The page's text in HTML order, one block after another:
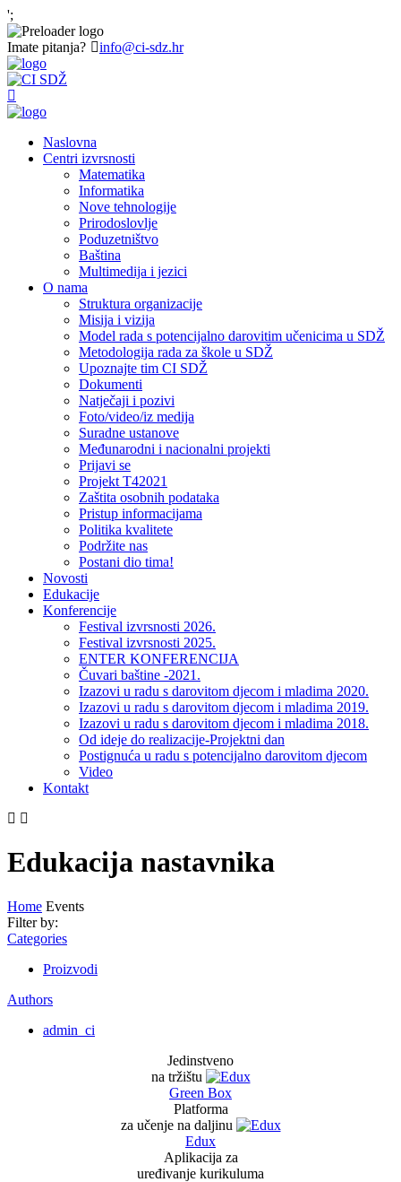
';
Imate pitanja? info@ci-sdz.hr
Naslovna
Centri izvrsnosti
Matematika
Informatika
Nove tehnologije
Prirodoslovlje
Poduzetništvo
Baština
Multimedija i jezici
O nama
Struktura organizacije
Misija i vizija
Model rada s potencijalno darovitim učenicima u SDŽ
Metodologija rada za škole u SDŽ
Upoznajte tim CI SDŽ
Dokumenti
Natječaji i pozivi
Foto/video/iz medija
Suradne ustanove
Međunarodni i nacionalni projekti
Prijavi se
Projekt T42021
Zaštita osobnih podataka
Pristup informacijama
Politika kvalitete
Podržite nas
Postani dio tima!
Novosti
Edukacije
Konferencije
Festival izvrsnosti 2026.
Festival izvrsnosti 2025.
ENTER KONFERENCIJA
Čuvari baštine -2021.
Izazovi u radu s darovitom djecom i mladima 2020.
Izazovi u radu s darovitom djecom i mladima 2019.
Izazovi u radu s darovitom djecom i mladima 2018.
Od ideje do realizacije-Projektni dan
Postignuća u radu s potencijalno darovitom djecom
Video
Kontakt
Edukacija nastavnika
Home Events
Filter by:
Categories
Proizvodi
Authors
admin_ci
Jedinstveno
na tržištu
Green Box
Platforma
za učenje na daljinu
Edux
Aplikacija za
uređivanje kurikuluma